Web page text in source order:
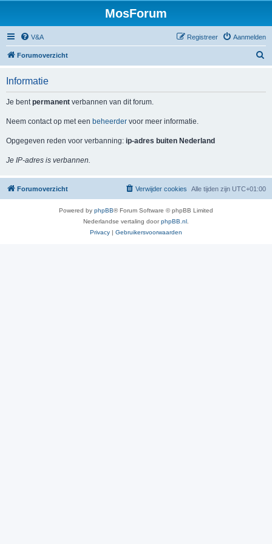
MosForum
V&A Aanmelden
Registreer
Forumoverzicht
Informatie
Je bentpermanent verbannen van dit forum.
Neem contact op met een beheerder voor meer informatie.
Opgegeven reden voor verbanning: ip-adres buiten Nederland
Je IP-adres is verbannen.
Forumoverzicht Alle tijden zijn UTC+01:00
Verwijder cookies
Powered by phpBB® Forum Software © phpBB Limited
Nederlandse vertaling doorphpBB.nl
Privacy | Gebruikersvoorwaarden